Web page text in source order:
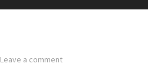
Leave a comment